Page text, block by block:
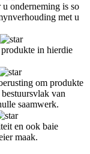
u onderneming is so
met u
in hierdie
om produkte
van
saamwerk.
en ook baie
maak.